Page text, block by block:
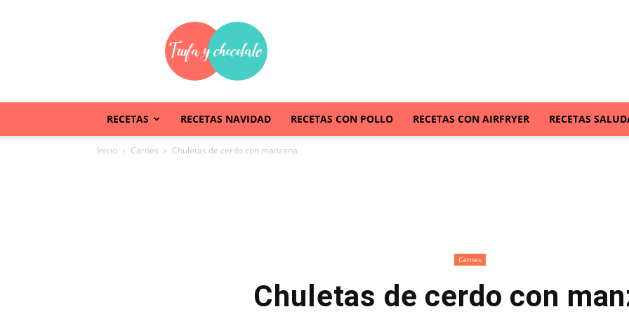
Trufaychocolate
RECETAS RECETAS NAVIDAD RECETAS CON POLLO RECETAS CON AIRFRYER RECETAS
Inicio Carnes Chuletas de cerdo con manzana
Carnes
Chuletas de cerdo con